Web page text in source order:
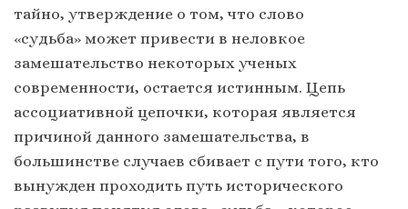
тайно, утверждение о том, что слово
«судьба» может привести в неловкое
замешательство некоторых ученых
современности, остается истинным. Цепь
ассоциативной цепочки, которая является
причиной данного замешательства, в
большинстве случаев сбивает с пути того, кто
вынужден проходить путь исторического